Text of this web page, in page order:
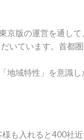
京版の運営を通し
いています。首都
地域特性」を意識
も入れると400社